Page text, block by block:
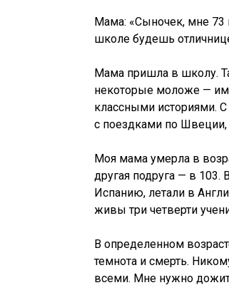
Мама: «Сыночек, мне 73
школе будешь
Мама пришла в школу.
некоторые моложе — им
классными историями.
с поездками по Швеции,
Моя мама умерла в
другая подруга — в
Испанию, летали в
живы три четверти
В определенном
темнота и смерть.
всеми. Мне нужно